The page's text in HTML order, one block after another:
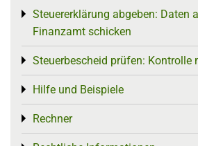
Steuererklärung abgeben: Daten
Finanzamt schicken
Toggle menu
Steuerbescheid prüfen: Kontrolle
Toggle menu
Hilfe und Beispiele
Toggle menu
Rechner
Toggle menu